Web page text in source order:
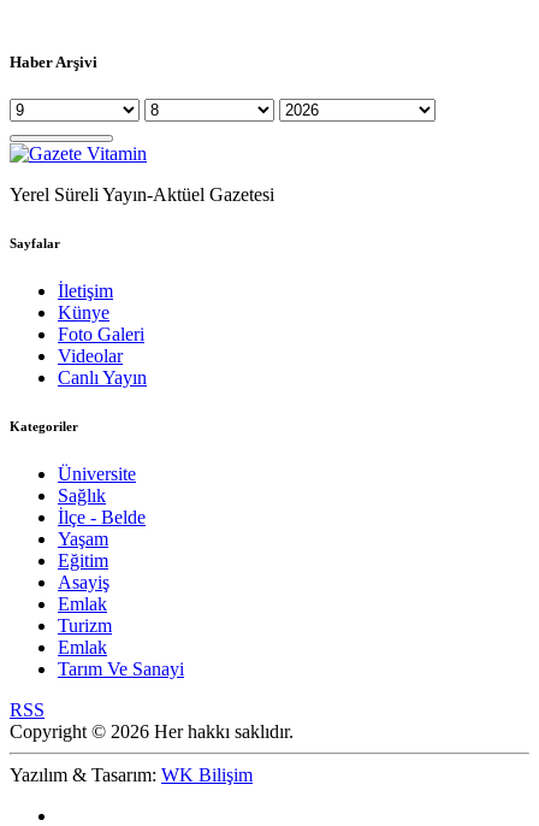
Haber Arşivi
Yerel Süreli Yayın-Aktüel Gazetesi
Sayfalar
İletişim
Künye
Foto Galeri
Videolar
Canlı Yayın
Kategoriler
Üniversite
Sağlık
İlçe - Belde
Yaşam
Eğitim
Asayiş
Emlak
Turizm
Emlak
Tarım Ve Sanayi
RSS
Copyright © 2026 Her hakkı saklıdır.
Yazılım & Tasarım: WK Bilişim